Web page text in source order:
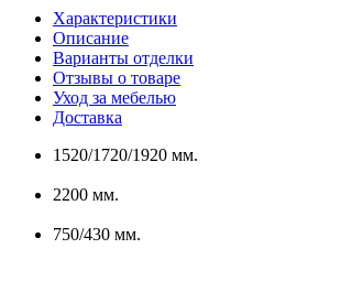
Характеристики
Описание
Варианты отделки
Отзывы о товаре
Уход за мебелью
Доставка
1520/1720/1920 мм.
2200 мм.
750/430 мм.